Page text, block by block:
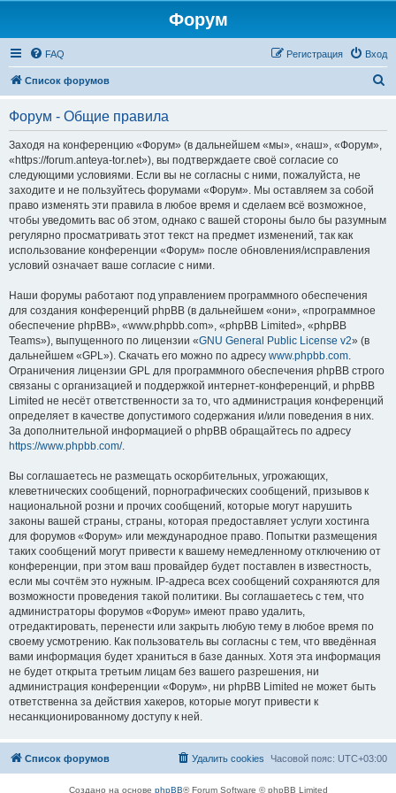
Форум
FAQ Вход
Регистрация
Список форумов
Форум - Общие правила
Заходя на конференцию «Форум» (в дальнейшем «мы», «наш», «Форум»,
«https://forum.anteya-tor.net»), вы подтверждаете своё согласие со
следующими условиями. Если вы не согласны с ними, пожалуйста, не
заходите и не пользуйтесь форумами «Форум». Мы оставляем за собой
право изменять эти правила в любое время и сделаем всё возможное,
чтобы уведомить вас об этом, однако с вашей стороны было бы разумным
регулярно просматривать этот текст на предмет изменений, так как
использование конференции «Форум» после обновления/исправления
условий означает ваше согласие с ними.
Наши форумы работают под управлением программного обеспечения
для создания конференций phpBB (в дальнейшем «они», «программное
обеспечение phpBB», «www.phpbb.com», «phpBB Limited», «phpBB
Teams»), выпущенного по лицензии «GNU General Public License v2» (в
дальнейшем «GPL»). Скачать его можно по адресу www.phpbb.com.
Ограничения лицензии GPL для программного обеспечения phpBB строго
связаны с организацией и поддержкой интернет-конференций, и phpBB
Limited не несёт ответственности за то, что администрация конференций
определяет в качестве допустимого содержания и/или поведения в них.
За дополнительной информацией о phpBB обращайтесь по адресу
https://www.phpbb.com/.
Вы соглашаетесь не размещать оскорбительных, угрожающих,
клеветнических сообщений, порнографических сообщений, призывов к
национальной розни и прочих сообщений, которые могут нарушить
законы вашей страны, страны, которая предоставляет услуги хостинга
для форумов «Форум» или международное право. Попытки размещения
таких сообщений могут привести к вашему немедленному отключению от
конференции, при этом ваш провайдер будет поставлен в известность,
если мы сочтём это нужным. IP-адреса всех сообщений сохраняются для
возможности проведения такой политики. Вы соглашаетесь с тем, что
администраторы форумов «Форум» имеют право удалить,
отредактировать, перенести или закрыть любую тему в любое время по
своему усмотрению. Как пользователь вы согласны с тем, что введённая
вами информация будет храниться в базе данных. Хотя эта информация
не будет открыта третьим лицам без вашего разрешения, ни
администрация конференции «Форум», ни phpBB Limited не может быть
ответственна за действия хакеров, которые могут привести к
несанкционированному доступу к ней.
Список форумов Часовой пояс: UTC+03:00
Удалить cookies
Создано на основе phpBB® Forum Software © phpBB Limited